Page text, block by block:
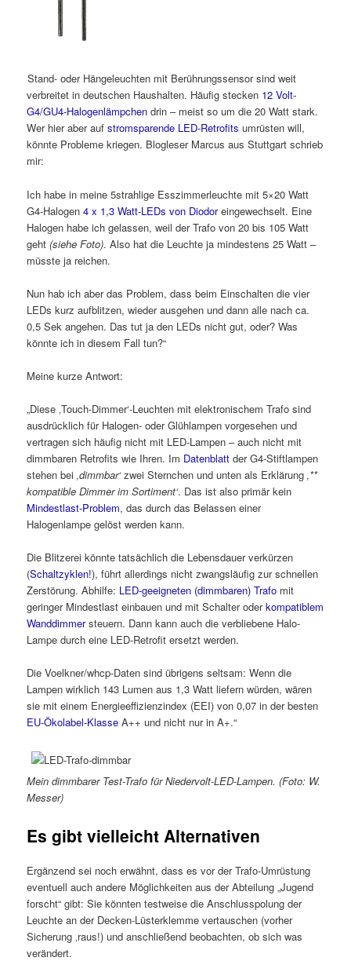
Stand- oder Hängeleuchten mit Berührungssensor sind weit
verbreitet in deutschen Haushalten. Häufig stecken 12 Volt-
G4/GU4-Halogenlämpchen drin – meist so um die 20 Watt stark.
Wer hier aber aufstromsparende LED-Retrofits umrüsten will,
könnte Probleme kriegen. Blogleser Marcus aus Stuttgart schrieb
mir:
Ich habe in meine 5strahlige Esszimmerleuchte mit 5×20 Watt
G4-Halogen4 x 1,3 Watt-LEDs von Diodoreingewechselt. Eine
Halogen habe ich gelassen, weil der Trafo von 20 bis 105 Watt
geht(siehe Foto). Also hat die Leuchte ja mindestens 25 Watt –
müsste ja reichen.
Nun hab ich aber das Problem, dass beim Einschalten die vier
LEDs kurz aufblitzen, wieder ausgehen und dann alle nach ca.
0,5 Sek angehen. Das tut ja den LEDs nicht gut, oder? Was
könnte ich in diesem Fall tun?“
Meine kurze Antwort:
„Diese ‚Touch-Dimmer‘-Leuchten mit elektronischem Trafo sind
ausdrücklich für Halogen- oder Glühlampen vorgesehen und
vertragen sich häufig nicht mit LED-Lampen – auch nicht mit
dimmbaren Retrofits wie Ihren. Im Datenblatt der G4-Stiftlampen
stehen bei‚dimmbar‘zwei Sternchen und unten als Erklärung‚**
kompatible Dimmer im Sortiment‘. Das ist also primär kein
Mindestlast-Problem, das durch das Belassen einer
Halogenlampe gelöst werden kann.
Die Blitzerei könnte tatsächlich die Lebensdauer verkürzen
(Schaltzyklen!), führt allerdings nicht zwangsläufig zur schnellen
Zerstörung. Abhilfe: LED-geeigneten (dimmbaren) Trafo mit
geringer Mindestlast einbauen und mit Schalter oderkompatiblem
Wanddimmersteuern. Dann kann auch die verbliebene Halo-
Lampe durch eine LED-Retrofit ersetzt werden.
Die Voelkner/whcp-Daten sind übrigens seltsam: Wenn die
Lampen wirklich 143 Lumen aus 1,3 Watt liefern würden, wären
sie mit einem Energieeffizienzindex (EEI) von 0,07 in der besten
EU-Ökolabel-Klasse A++ und nicht nur in A+.“
Mein dimmbarer Test-Trafo für Niedervolt-LED-Lampen. (Foto: W.
Messer)
Es gibt vielleicht Alternativen
Ergänzend sei noch erwähnt, dass es vor der Trafo-Umrüstung
eventuell auch andere Möglichkeiten aus der Abteilung „Jugend
forscht“ gibt: Sie könnten testweise die Anschlusspolung der
Leuchte an der Decken-Lüsterklemme vertauschen (vorher
Sicherung ‚raus!) und anschließend beobachten, ob sich was
verändert.